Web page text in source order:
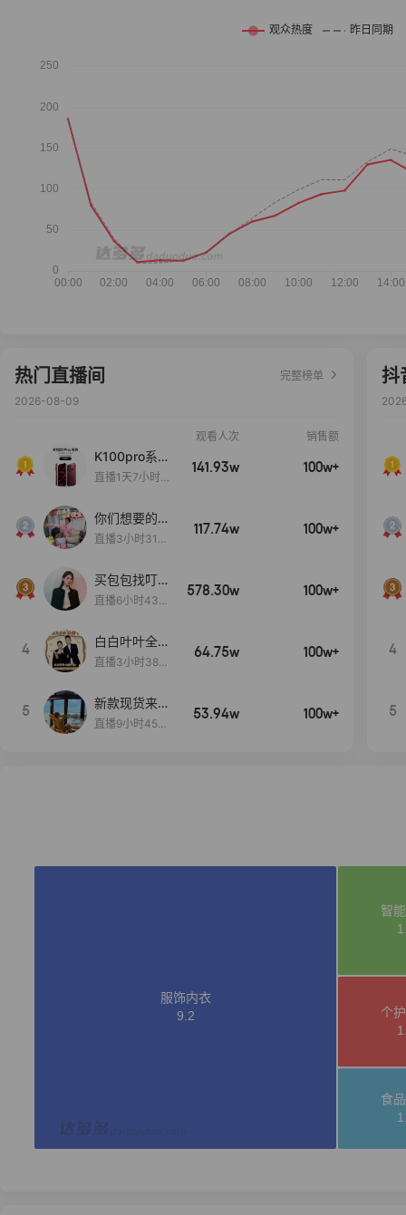
热门直播间
完整榜单
2026-08-09
观看人次 销售额
K100pro系列
新品预约中~
直播1天7小时3
141.93w 100w+
你们想要的
包！终于来
意！
直播3小时31分
117.74w 100w+
买包包找叮
当,一折购！
直播6小时43分
578.30w 100w+
4
白白叶叶全品
类好物补贴节
直播3小时38分
64.75w 100w+
5
新款现货来了
～
直播9小时45分
53.94w 100w+
抖
4
5